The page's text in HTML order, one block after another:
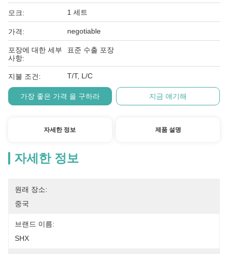
모크: 1 세트
가격: negotiable
포장에 대한 세부
사항:
표준 수출 포장
지불 조건: T/T, L/C
가장 좋은 가격 을 구하라 지금 얘기해
자세한 정보 제품 설명
자세한 정보
원래 장소:
중국
브랜드 이름:
SHX